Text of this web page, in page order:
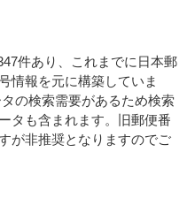
件あり、これまでに日本郵
情報を元に構築していま
の検索需要があるため検索
タも含まれます。旧郵便番
が非推奨となりますのでご